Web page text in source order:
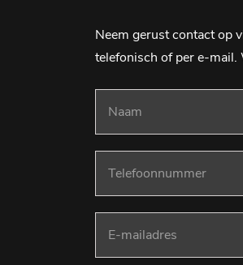
Neem gerust contact op
telefonisch of per e-mail.